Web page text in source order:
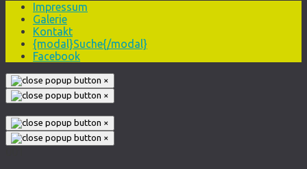
Impressum
Galerie
Kontakt
{modal}Suche{/modal}
Facebook
×
×
×
×